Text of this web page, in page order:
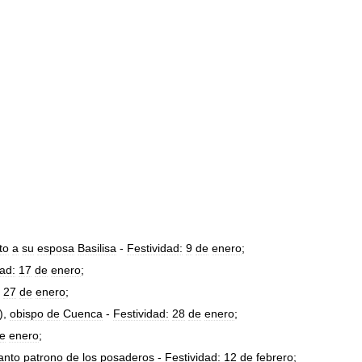
a su esposa Basilisa - Festividad: 9 de enero;
17 de enero;
27 de enero;
), obispo de Cuenca - Festividad: 28 de enero;
enero;
patrono de los posaderos - Festividad: 12 de febrero;